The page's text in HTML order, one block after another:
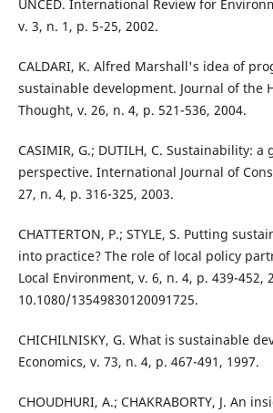
UNCED. International Review for
v. 3, n. 1, p. 5-25, 2002.
CALDARI, K. Alfred Marshall's idea of
sustainable development. Journal of the
Thought, v. 26, n. 4, p. 521-536, 2004.
CASIMIR, G.; DUTILH, C. Sustainability:
perspective. International Journal of
27, n. 4, p. 316-325, 2003.
CHATTERTON, P.; STYLE, S. Putting
into practice? The role of local policy
Local Environment, v. 6, n. 4, p. 439-452,
10.1080/13549830120091725.
CHICHILNISKY, G. What is sustainable
Economics, v. 73, n. 4, p. 467-491, 1997.
CHOUDHURI, A.; CHAKRABORTY, J. An